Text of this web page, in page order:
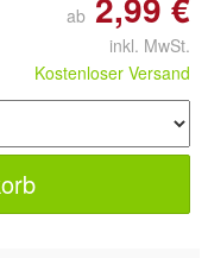
ab
inkl. MwSt.
Kostenloser Versand